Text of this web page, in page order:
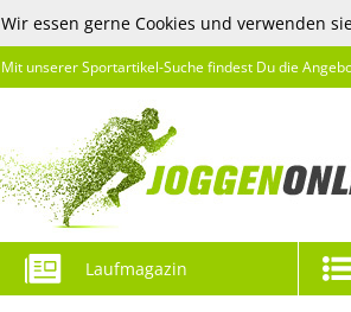
Wir essen gerne Cookies und verwenden
Mit unserer Sportartikel-Suche findest Du die
Laufmagazin